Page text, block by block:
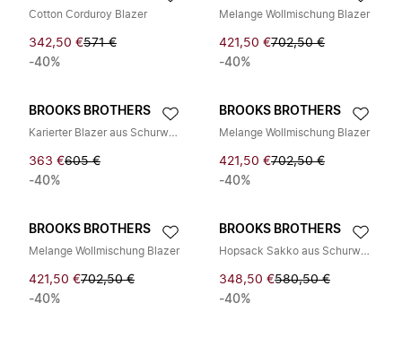
Cotton Corduroy Blazer
342,50 €571 €
-40%
Melange Wollmischung Blazer
421,50 €702,50 €
-40%
BROOKS BROTHERS
Karierter Blazer aus Schurwolle
363 €605 €
-40%
BROOKS BROTHERS
Melange Wollmischung Blazer
421,50 €702,50 €
-40%
BROOKS BROTHERS
Melange Wollmischung Blazer
421,50 €702,50 €
-40%
BROOKS BROTHERS
Hopsack Sakko aus Schurwolle
348,50 €580,50 €
-40%